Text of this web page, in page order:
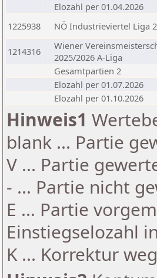
Elozahl per 01.04.2026
1225938
NÖ Industrieviertel Liga
1214316
Wiener
2025/2026 A-Liga
Gesamtpartien 2
Elozahl per 01.07.2026
Elozahl per 01.10.2026
Hinweis1
blank ... Partie
V ... Partie
- ... Partie nicht
E ... Partie
Einstiegselozahl
K ... Korrektur